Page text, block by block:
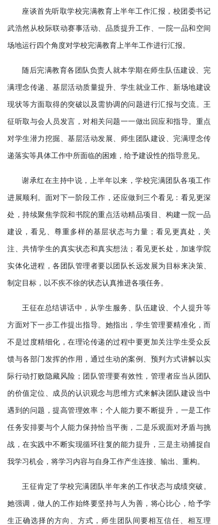
座谈首先听取学校完满教育上半年工作汇报，校团委书记
武浩然从校际联动赛事活动、品质提升工作、一院一品和空间
场地运行四个角度对学校完满教育上半年工作进行汇报。
随后完满教育各团队负责人就本学期在师生队伍建设、完
满理念传递、基层活动质量提升、学生就业工作、新场地建设
现状等方面取得的突破以及需协调的问题进行汇报与交流。王
征听取与会人员发言，对相关问题一一做出回应和指导。重点
对学生潜力挖掘、基层活动发展、师生团队建设、完满理念传
递落实等具体工作中所面临的困难，给予建设性的指导意见。
谢承红在主持中说，上半年以来，学校完满团队各项工作
进展顺利。面对下一阶段工作，还应做到三个看见：看见更深
处，持续聚焦学院和书院的重点活动精品项目、构建一院一品
建设，看见、尊重多样的基层状态与力量；看见更真处，关
注、共情学生的真实状态和真实想法；看见更长处，加速学院
实体化进程，各团队管理者要以团队长远发展为目标来决策、
制定目标，以不疾不徐的状态认真推进各项任务。
王征在总结讲话中，从学生服务、队伍建设、个人提升等
方面对下一步工作提出指导。她指出，学生管理要精准化，而
不是过度精细化，在理论传递的过程中要更加关注学生受众反
馈与各部门发挥的作用，通过生动的案例、预判方式讲解以实
际行动打败隐藏风险；团队管理要有效性，管理者应当从团队
的价值定位、成员的认识观念与思维方式来解决团队建设当中
遇到的问题，提高管理效率；个人能力要不断提升，一是工作
任务安排要与个人能力保持恰当平衡，二是乐观面对矛盾与挑
战，在实践中不断实现循环往复的能力提升，三是主动捕捉自
我学习机会，将学习内容与自身工作产生连接、输出、重构。
王征肯定了学校完满团队半年来的工作状态与成绩突破。
她强调，做人的工作始终要坚持与人为善，将心比心，给予学
生正确选择的方向、方式，师生团队间要相互信任、相互理